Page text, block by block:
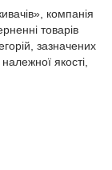
, компанія
товарів
зазначених
якості,